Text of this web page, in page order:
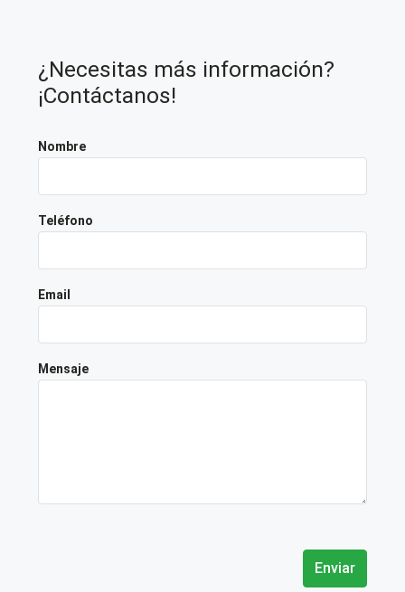
¿Necesitas más información?
¡Contáctanos!
Nombre
Teléfono
Email
Mensaje
Enviar